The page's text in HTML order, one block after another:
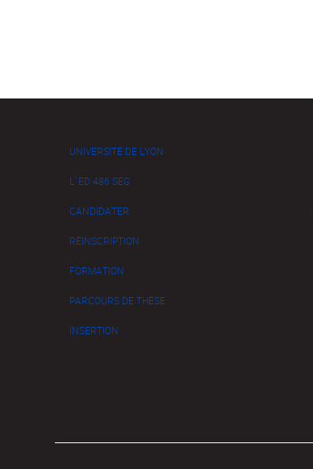
UNIVERSITÉ DE LYON
L' ED 486 SEG
CANDIDATER
RÉINSCRIPTION
FORMATION
PARCOURS DE THÈSE
INSERTION